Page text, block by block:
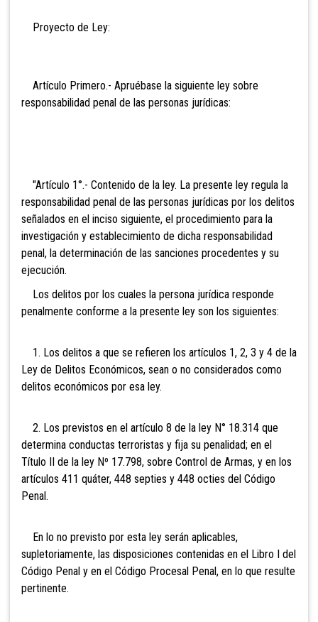
Proyecto de Ley:
Artículo Primero.- Apruébase la siguiente ley sobre
responsabilidad penal de las personas jurídicas:
"Artículo 1°.- Contenido de la ley. La presente ley regula la
responsabilidad penal de las personas jurídicas por los delitos
señalados en el inciso siguiente, el procedimiento para la
investigación y establecimiento de dicha responsabilidad
penal, la determinación de las sanciones procedentes y su
ejecución.
Los delitos por los cuales la persona jurídica responde
penalmente conforme a la presente ley son los siguientes:
1. Los delitos a que se refieren los artículos 1, 2, 3 y 4 de la
Ley de Delitos Económicos, sean o no considerados como
delitos económicos por esa ley.
2. Los previstos en el artículo 8 de la ley N° 18.314 que
determina conductas terroristas y fija su penalidad; en el
Título II de la ley Nº 17.798, sobre Control de Armas, y en los
artículos 411 quáter, 448 septies y 448 octies del Código
Penal.
En lo no previsto por esta ley serán aplicables,
supletoriamente, las disposiciones contenidas en el Libro I del
Código Penal y en el Código Procesal Penal, en lo que resulte
pertinente.